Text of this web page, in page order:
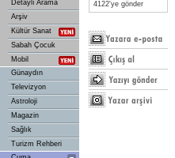
Detaylı Arama
Arşiv
Kültür Sanat
Sabah Çocuk
Mobil
Günaydın
Televizyon
Astroloji
Magazin
Sağlık
Turizm Rehberi
4122'ye gönder